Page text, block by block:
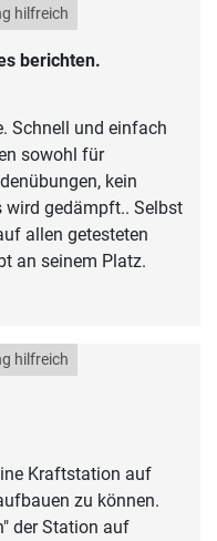
berichten.
hilfreich
Schnell und einfach
sowohl für
kein
wird gedämpft.. Selbst
allen getesteten
an seinem Platz.
hilfreich
Kraftstation auf
zu können.
der Station auf